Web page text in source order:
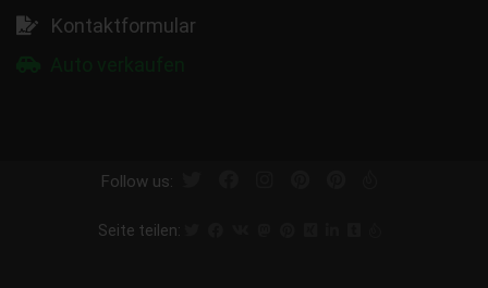
Kontaktformular
Follow us:
Seite teilen: